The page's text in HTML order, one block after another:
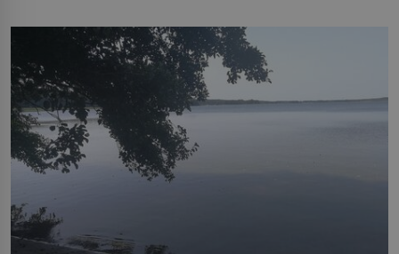
Boskovice na okraji Drahanské vrchoviny vznikla někdy
ve13. století, a už v roce 1313 kronikáři zaznamenali